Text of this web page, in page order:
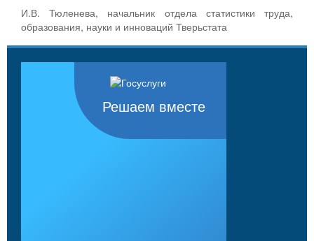
И.В. Тюленева, начальник отдела статистики труда,
образования, науки и инноваций Тверьстата
Решаем вместе